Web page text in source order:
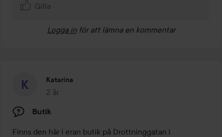
Gilla
Logga in för att lämna en kommentar
Katarina
2 år
Inlägget skapades 2 år
Butik
Finns den här i eran butik på Drottninggatan i